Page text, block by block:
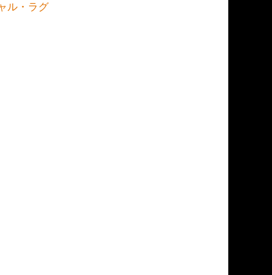
ル・ラグ